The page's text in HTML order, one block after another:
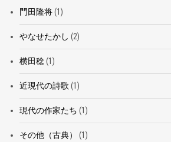
門田隆将(1)
やなせたかし (2)
横田稔(1)
近現代の詩歌 (1)
現代の作家たち (1)
その他（古典） (1)